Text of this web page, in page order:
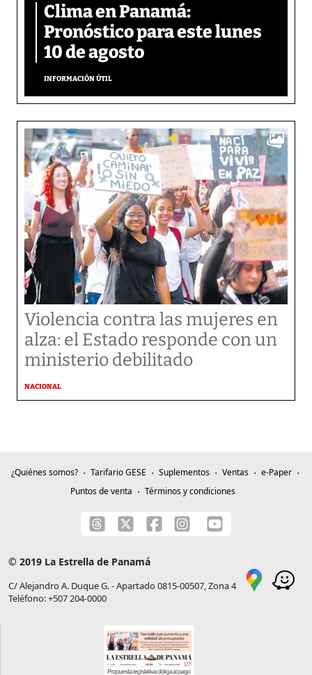
Clima en Panamá:
Pronóstico para este lunes
10 de agosto
INFORMACIÓN ÚTIL
Violencia contra las mujeres en
alza: el Estado responde con un
ministerio debilitado
NACIONAL
¿Quiénes somos? Tarifario GESE Suplementos Ventas
e-Paper
Puntos de venta
Términos y condiciones
© 2019 La Estrella de Panamá
C/ Alejandro A. Duque G. - Apartado 0815-00507, Zona 4
Teléfono: +507 204-0000